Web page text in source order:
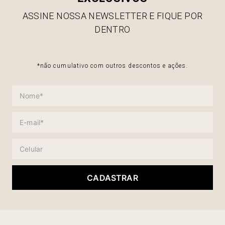
ASSINE NOSSA NEWSLETTER E FIQUE POR
DENTRO
*não cumulativo com outros descontos e ações.
CADASTRAR